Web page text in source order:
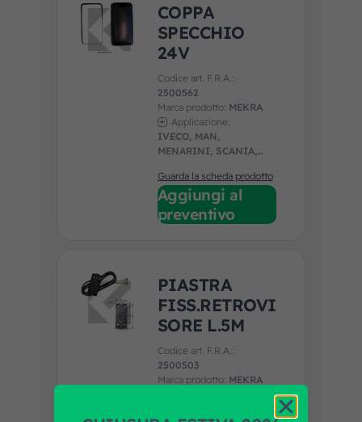
COPPA
SPECCHIO
24V
Codice art. F.R.A.:
2500562
Marca prodotto: MEKRA
Applicazione:
IVECO, MAN,
MENARINI, SCANIA,
Guarda la scheda prodotto
Aggiungi al
preventivo
PIASTRA
FISS.RETROVI
SORE L.5M
Codice art. F.R.A.:
2500503
Marca prodotto: MEKRA